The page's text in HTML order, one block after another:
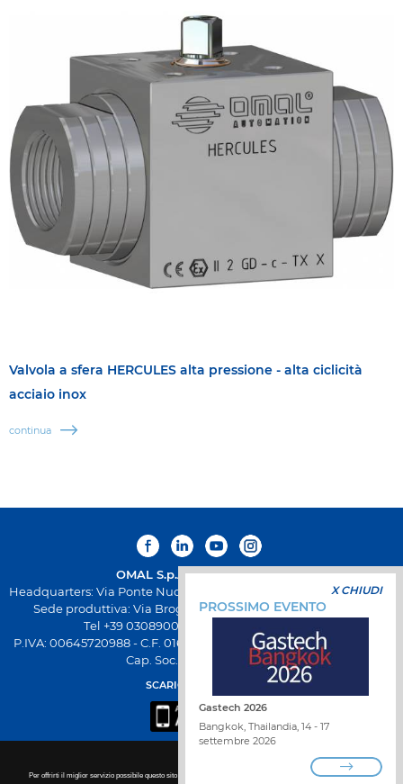
Per offrirti il miglior servizio possibile questo sito utilizza i cookies. Per ulteriori dettagli per disattivare i cookie non
Valvola a sfera HERCULES alta pressione - alta ciclicità
acciaio inox
continua
OMAL S.p.A.Società Benefit
Headquarters: Via Ponte Nuovo 11, Rodengo Saiano (Brescia) Italia
Sede produttiva: Via Brognolo 12, Passirano (Brescia) Italia
Tel +39 0308900145 Fax +39 0308900423
P.IVA: 00645720988 - C.F. 01661640175 - Iscrizione REA BS-258271
Cap. Soc. € 500.000,00 I.V
SCARICA L'APP OMAL
X CHIUDI
PROSSIMO EVENTO
Gastech 2026
Bangkok, Thailandia, 14 - 17
settembre 2026